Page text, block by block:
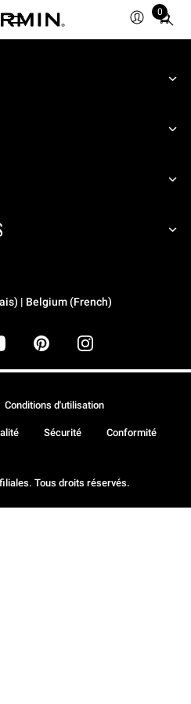
0
Total
items
cart:
| Belgium (French)
Tous droits réservés.
Conditions d'utilisation
Sécurité Conformité